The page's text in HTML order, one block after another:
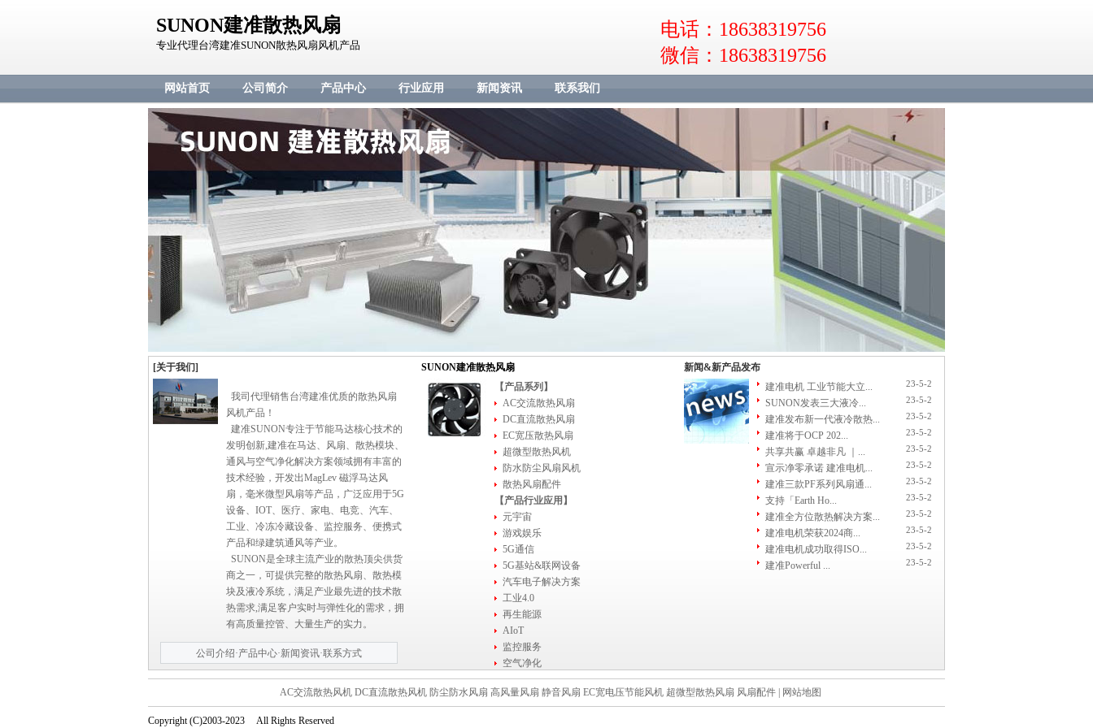
SUNON建准散热风扇
专业代理台湾建准SUNON散热风扇风机产品
电话：18638319756
微信：18638319756
网站首页 公司简介 产品中心 行业应用 新闻资讯 联系我们
[关于我们]
我司代理销售台湾建准优质的散热风扇
风机产品！
建准SUNON专注于节能马达核心技术的
发明创新,建准在马达、风扇、散热模块、
通风与空气净化解决方案领域拥有丰富的
技术经验，开发出MagLev 磁浮马达风
扇，毫米微型风扇等产品，广泛应用于5G
设备、IOT、医疗、家电、电竞、汽车、
工业、冷冻冷藏设备、监控服务、便携式
产品和绿建筑通风等产业。
SUNON是全球主流产业的散热顶尖供货
商之一，可提供完整的散热风扇、散热模
块及液冷系统，满足产业最先进的技术散
热需求,满足客户实时与弹性化的需求，拥
有高质量控管、大量生产的实力。
公司介绍·产品中心·新闻资讯·联系方式
SUNON建准散热风扇
【产品系列】
AC交流散热风扇
DC直流散热风扇
EC宽压散热风扇
超微型散热风机
防水防尘风扇风机
散热风扇配件
【产品行业应用】
元宇宙
游戏娱乐
5G通信
5G基站&联网设备
汽车电子解决方案
工业4.0
再生能源
AIoT
监控服务
空气净化
家用电器
新闻&新产品发布
建准电机 工业节能大立...
23-5-2
SUNON发表三大液冷... 23-5-2
建准发布新一代液冷散热... 23-5-2
建准将于OCP 202... 23-5-2
共享共赢 卓越非凡 ｜... 23-5-2
宣示净零承诺 建准电机... 23-5-2
建准三款PF系列风扇通... 23-5-2
支持「Earth Ho... 23-5-2
建准全方位散热解决方案... 23-5-2
建准电机荣获2024商... 23-5-2
建准电机成功取得ISO... 23-5-2
建准Powerful ... 23-5-2
AC交流散热风机 DC直流散热风机 防尘防水风扇 高风量风扇 静音风扇 EC宽电压节能风机 超微型散热风扇 风扇配件 网站地图
Copyright (C)2003-2023 All Rights Reserved